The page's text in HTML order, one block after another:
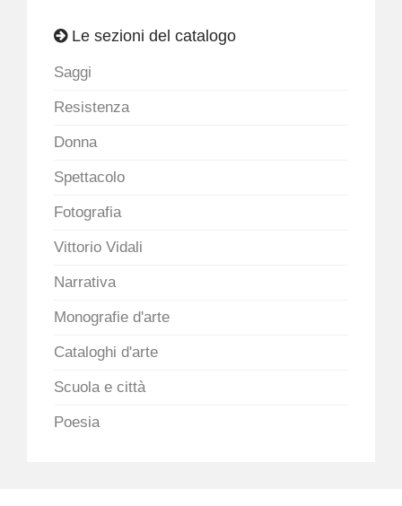
Le sezioni del catalogo
Saggi
Resistenza
Donna
Spettacolo
Fotografia
Vittorio Vidali
Narrativa
Monografie d'arte
Cataloghi d'arte
Scuola e città
Poesia